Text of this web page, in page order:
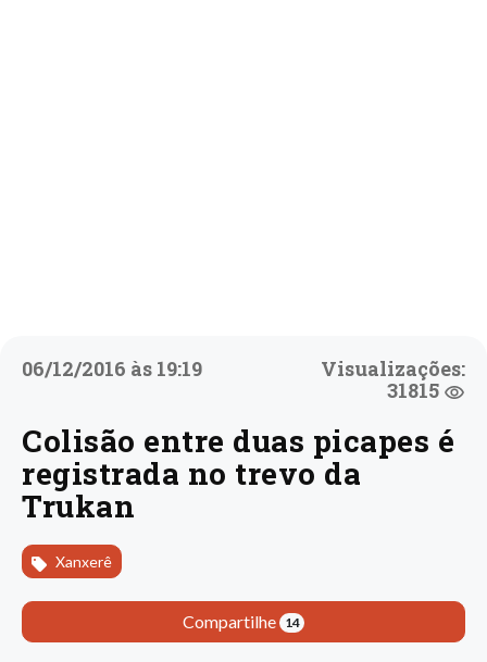
06/12/2016 às 19:19
Visualizações:
31815
Colisão entre duas picapes é
registrada no trevo da
Trukan
Xanxerê
Compartilhe 14